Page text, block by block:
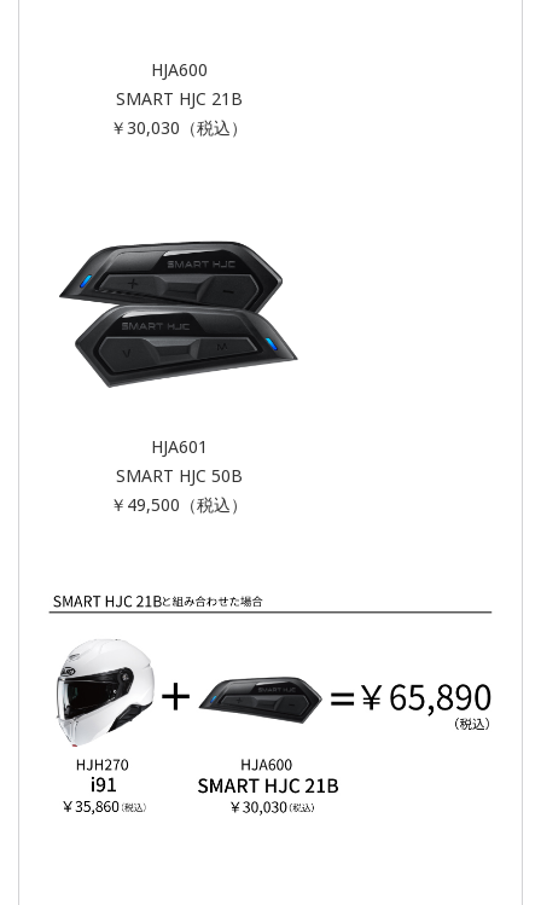
HJA600
SMART HJC 21B
￥30,030（税込）
HJA601
SMART HJC 50B
￥49,500（税込）